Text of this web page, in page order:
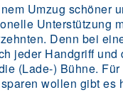
Umzug schöner
Unterstützung
Denn bei
jeder Handgriff und
(Lade-) Bühne.
wollen gibt es